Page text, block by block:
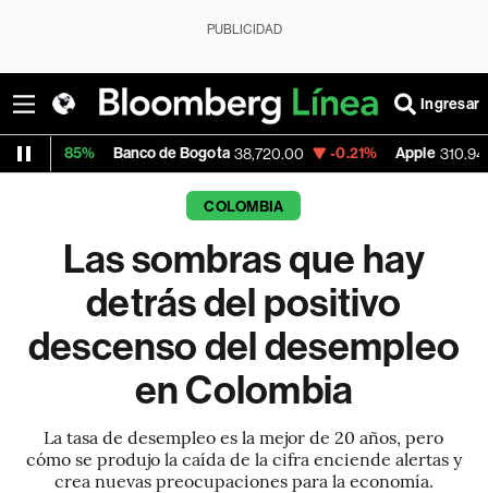
PUBLICIDAD
Ingresar
Banco de Bogota 38,720.00 -0.21% Apple 310.94 +0.55%
COLOMBIA
Las sombras que hay
detrás del positivo
descenso del desempleo
en Colombia
La tasa de desempleo es la mejor de 20 años, pero
cómo se produjo la caída de la cifra enciende alertas y
crea nuevas preocupaciones para la economía.